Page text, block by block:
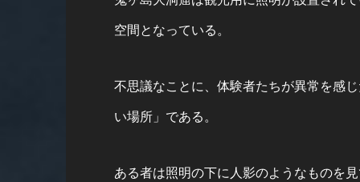
空間となっている。
不思議なことに、体験者たちが異常を感
い場所」である。
ある者は照明の下に人影のようなものを